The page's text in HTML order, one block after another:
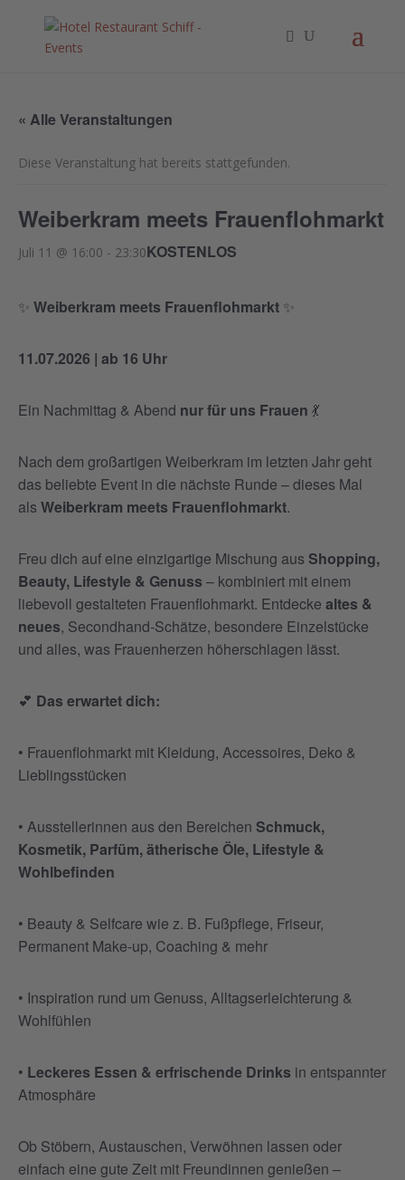
« Alle Veranstaltungen
Diese Veranstaltung hat bereits stattgefunden.
Weiberkram meets Frauenflohmarkt
Juli 11 @ 16:00 - 23:30KOSTENLOS
✨ Weiberkram meets Frauenflohmarkt ✨
11.07.2026 | ab 16 Uhr
Ein Nachmittag & Abend nur für uns Frauen 💃
Nach dem großartigen Weiberkram im letzten Jahr geht
das beliebte Event in die nächste Runde – dieses Mal
als Weiberkram meets Frauenflohmarkt.
Freu dich auf eine einzigartige Mischung aus Shopping,
Beauty, Lifestyle & Genuss – kombiniert mit einem
liebevoll gestalteten Frauenflohmarkt. Entdecke altes &
neues, Secondhand-Schätze, besondere Einzelstücke
und alles, was Frauenherzen höherschlagen lässt.
💕 Das erwartet dich:
• Frauenflohmarkt mit Kleidung, Accessoires, Deko &
Lieblingsstücken
• Ausstellerinnen aus den Bereichen Schmuck,
Kosmetik, Parfüm, ätherische Öle, Lifestyle &
Wohlbefinden
• Beauty & Selfcare wie z. B. Fußpflege, Friseur,
Permanent Make-up, Coaching & mehr
• Inspiration rund um Genuss, Alltagserleichterung &
Wohlfühlen
• Leckeres Essen & erfrischende Drinks in entspannter
Atmosphäre
Ob Stöbern, Austauschen, Verwöhnen lassen oder
einfach eine gute Zeit mit Freundinnen genießen –